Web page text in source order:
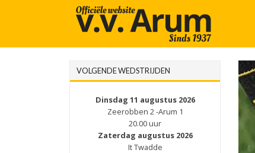
VOLGENDE WEDSTRIJDEN
Dinsdag 11 augustus 2026
Zeerobben 2 -Arum 1
20.00 uur
Zaterdag augustus 2026
It Twadde